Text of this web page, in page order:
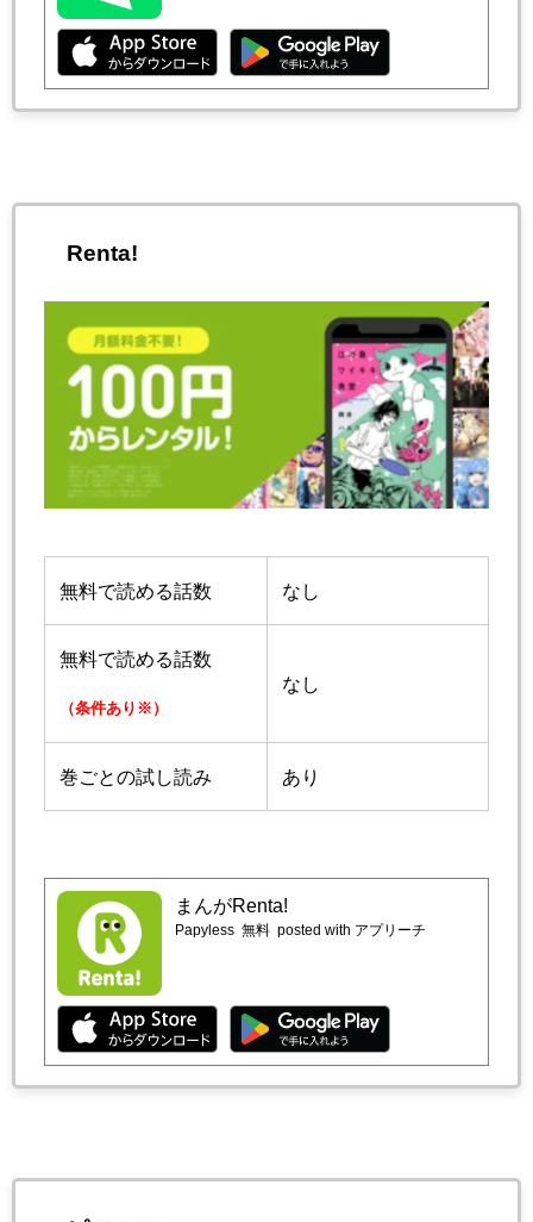
Renta!
無料で読める話数 なし
無料で読める話数
（条件あり※）
なし
巻ごとの試し読み あり
まんがRenta!
Papyless 無料 posted with アプリーチ